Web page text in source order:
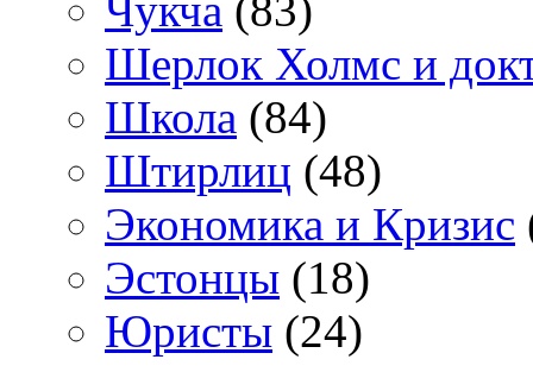
Шерлок Холмс и
Школа (84)
Штирлиц (48)
Экономика и Кризис
Эстонцы (18)
Юристы (24)